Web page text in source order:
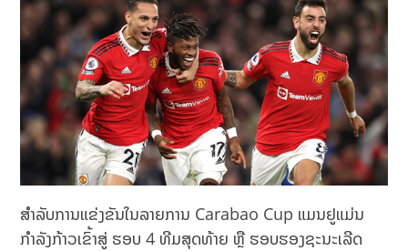
ສຳລັບການແຂ່ງຂັນໃນລາຍການ Carabao Cup ແມນຢູແມ່ນ
ກຳລັງກ້າວເຂົ້າສູ່ ຮອບ 4 ທີມສຸດທ້າຍ ຫຼື ຮອບຮອງຊະນະເລີດ